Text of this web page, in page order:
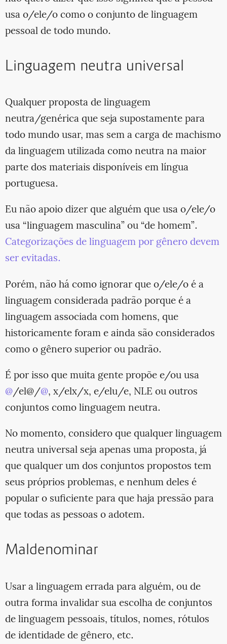
usa o/ele/o como o conjunto de linguagem
pessoal de todo mundo.
Linguagem neutra universal
Qualquer proposta de linguagem
neutra/genérica que seja supostamente para
todo mundo usar, mas sem a carga de machismo
da linguagem utilizada como neutra na maior
parte dos materiais disponíveis em língua
portuguesa.
Eu não apoio dizer que alguém que usa o/ele/o
usa “linguagem masculina” ou “de homem”.
Categorizações de linguagem por gênero devem
ser evitadas.
Porém, não há como ignorar que o/ele/o é a
linguagem considerada padrão porque é a
linguagem associada com homens, que
historicamente foram e ainda são considerados
como o gênero superior ou padrão.
É por isso que muita gente propõe e/ou usa
@/el@/@, x/elx/x, e/elu/e, NLE ou outros
conjuntos como linguagem neutra.
No momento, considero que qualquer linguagem
neutra universal seja apenas uma proposta, já
que qualquer um dos conjuntos propostos tem
seus próprios problemas, e nenhum deles é
popular o suficiente para que haja pressão para
que todas as pessoas o adotem.
Maldenominar
Usar a linguagem errada para alguém, ou de
outra forma invalidar sua escolha de conjuntos
de linguagem pessoais, títulos, nomes, rótulos
de identidade de gênero, etc.